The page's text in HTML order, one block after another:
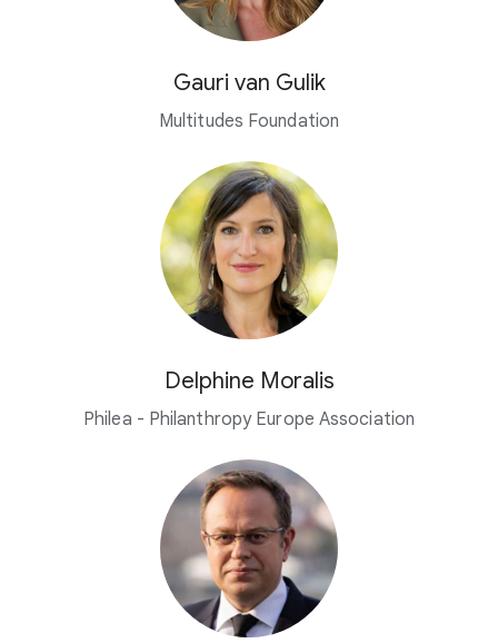
Gauri van Gulik
Multitudes Foundation
Delphine Moralis
Philea - Philanthropy Europe Association